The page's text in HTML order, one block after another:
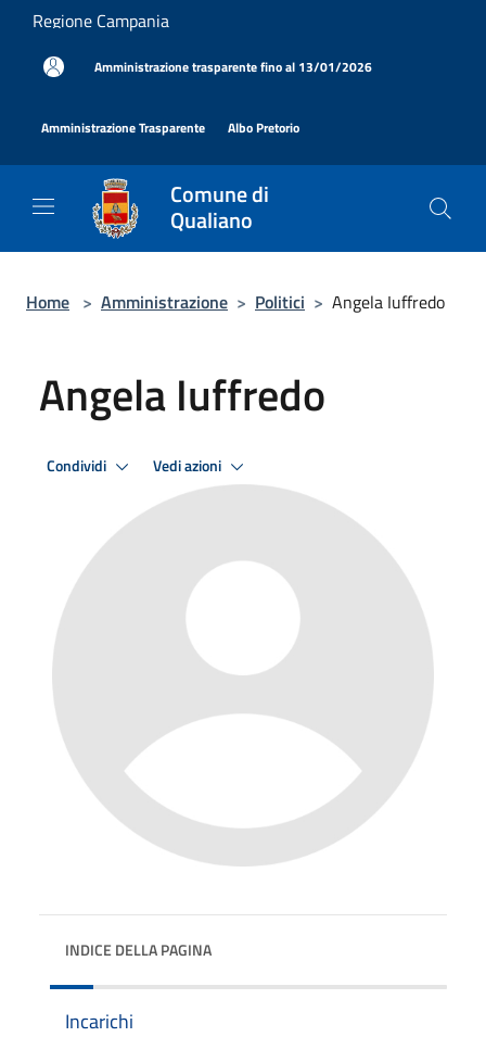
Salta al contenuto principale
Regione Campania
Amministrazione trasparente fino al 13/01/2026
Amministrazione Trasparente Albo Pretorio
Comune di
Qualiano
Home > Amministrazione > Politici > Angela Iuffredo
Angela Iuffredo
Condividi Vedi azioni
INDICE DELLA PAGINA
Incarichi